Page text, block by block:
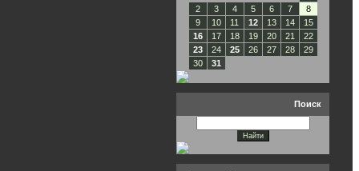
2 3 4 5 6 7
8
9
10 11 12 13 14
15
16
17 18 19 20 21
22
23
24 25 26 27 28
29
30
31
Поиск